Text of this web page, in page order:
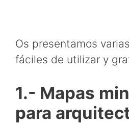
Os presentamos
fáciles de utilizar y
1.- Mapas
para